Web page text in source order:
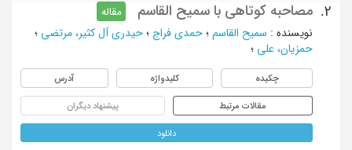
2. مصاحبه کوتاهی با سمیح القاسم
مقاله
نویسنده : سمیح القاسم ؛ حمدی فراج ؛ حیدری آل کثیر، مرتضی ؛
حمزیان، علی ؛
چکیده کلیدواژه آدرس
مقالات مرتبط پیشنهاد دیگران
دانلود